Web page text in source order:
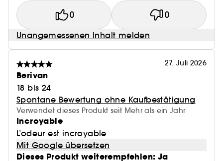
0 0
Unangemessenen Inhalt melden
27. Juli 2026
Berivan
18 bis 24
Spontane Bewertung ohne Kaufbestätigung
Verwendet dieses Produkt seit Mehr als ein Jahr
Incroyable
L’odeur est incroyable
Mit Google übersetzen
Dieses Produkt weiterempfehlen: Ja